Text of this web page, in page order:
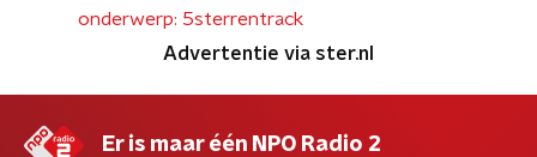
onderwerp: 5sterrentrack
Advertentie via ster.nl
Er is maar één NPO Radio 2